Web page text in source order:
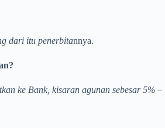
dari itu penerbitannya.
ke Bank, kisaran agunan sebesar 5%